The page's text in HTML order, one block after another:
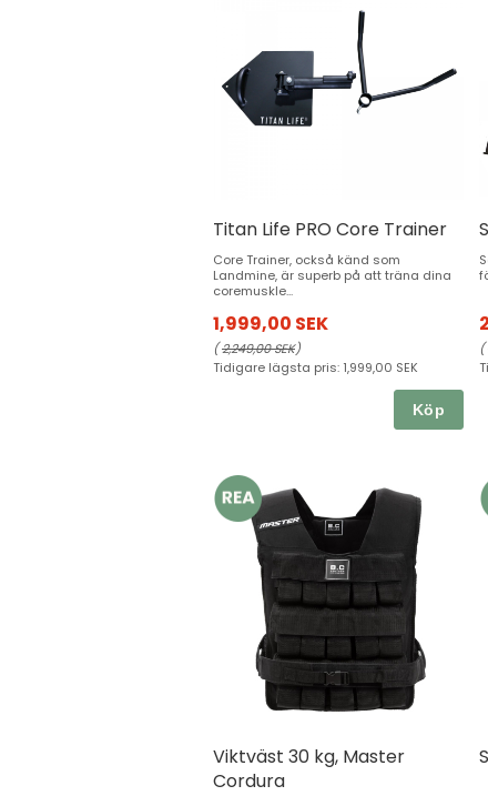
Titan Life PRO Core Trainer
Core Trainer, också känd som
Landmine, är superb på att träna dina
coremuskle...
1,999,00 SEK
(2,249,00 SEK)
Tidigare lägsta pris: 1,999,00 SEK
Köp
(
Viktväst 30 kg, Master
Cordura